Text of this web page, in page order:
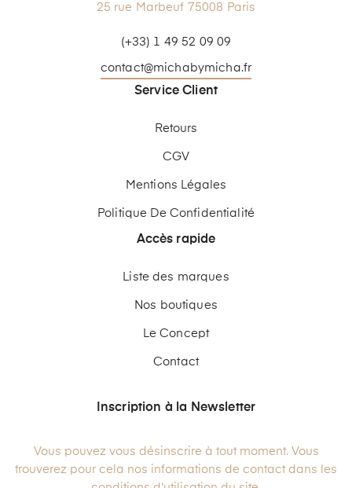
25 rue Marbeuf 75008 Paris
(+33) 1 49 52 09 09
contact@michabymicha.fr
Service Client
Retours
CGV
Mentions Légales
Politique De Confidentialité
Accès rapide
Liste des marques
Nos boutiques
Le Concept
Contact
Inscription à la Newsletter
Vous pouvez vous désinscrire à tout moment. Vous
trouverez pour cela nos informations de contact dans les